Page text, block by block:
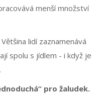
menší množství
Většina lidí zaznamenává
spolu s jídlem - i když je
pro žaludek.